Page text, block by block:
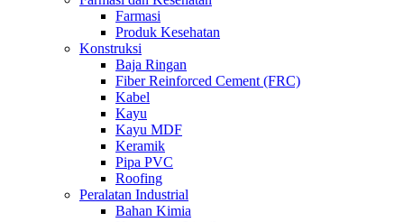
Farmasi
Produk Kesehatan
Konstruksi
Baja Ringan
Fiber Reinforced Cement (FRC)
Kabel
Kayu
Kayu MDF
Keramik
Pipa PVC
Roofing
Peralatan Industrial
Bahan Kimia